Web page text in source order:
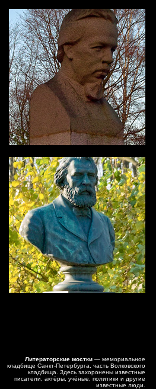
Литераторские мостки — мемориальное
кладбище Санкт-Петербурга, часть Волковского
кладбища. Здесь захоронены известные
писатели, актёры, учёные, политики и другие
известные люди.